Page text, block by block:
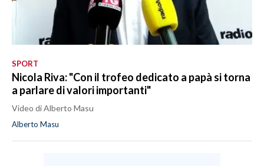
SPORT
Nicola Riva: "Con il trofeo dedicato a papà si torna
a parlare di valori importanti"
Video di Alberto Masu
Alberto Masu